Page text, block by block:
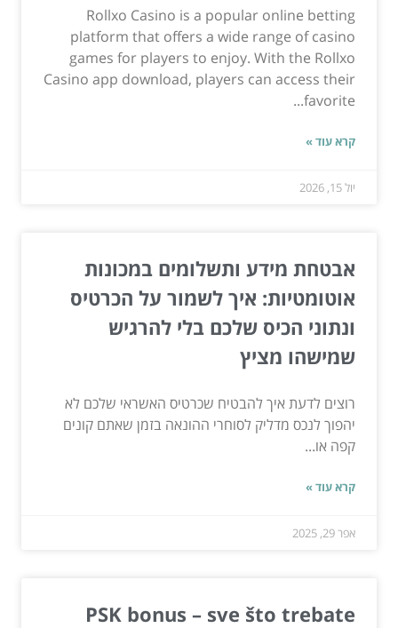
Rollxo Casino is a popular online betting
platform that offers a wide range of casino
games for players to enjoy. With the Rollxo
Casino app download, players can access their
favorite...
קרא עוד »
יול 15, 2026
אבטחת מידע ותשלומים במכונות
אוטומטיות: איך לשמור על הכרטיס
ונתוני הכיס שלכם בלי להרגיש
שמישהו מציץ
רוצים לדעת איך להבטיח שכרטיס האשראי שלכם לא
יהפוך לנכס מדליק לסוחרי ההונאה בזמן שאתם קונים
קפה או...
קרא עוד »
אפר 29, 2025
PSK bonus – sve što trebate